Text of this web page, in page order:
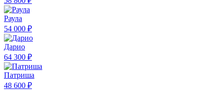
Раула
54 000 ₽
Дарио
64 300 ₽
Патриша
48 600 ₽